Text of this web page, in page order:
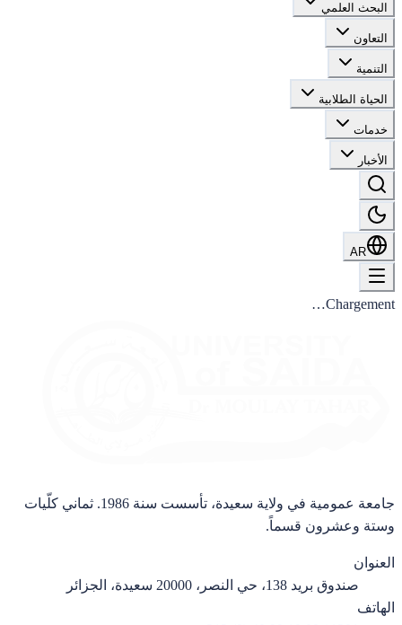
البحث العلمي
التعاون
التنمية
الحياة الطلابية
خدمات
الأخبار
AR
Chargement…
جامعة عمومية في ولاية سعيدة، تأسست سنة 1986. ثماني كلّيات
وستة وعشرون قسماً.
العنوان
صندوق بريد 138، حي النصر، 20000 سعيدة، الجزائر
الهاتف